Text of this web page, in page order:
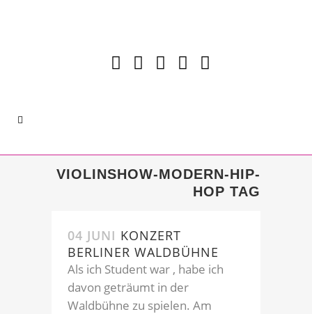
VIOLINSHOW-MODERN-HIP-
HOP TAG
04 JUNI KONZERT
BERLINER WALDBÜHNE
Als ich Student war , habe ich
davon geträumt in der
Waldbühne zu spielen. Am